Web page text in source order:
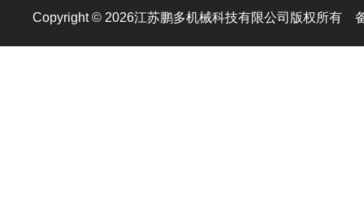
Copyright © 2026江苏鹏多机械科技有限公司版权所有